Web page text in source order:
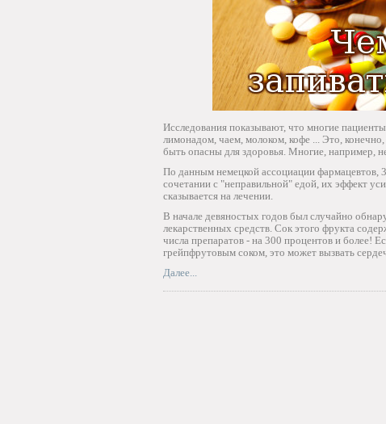
Исследования показывают, что многие
лимонадом, чаем, молоком, кофе ... Это,
быть опасны для здоровья. Многие, например,
По данным немецкой ассоциации фармацевтов,
сочетании с "неправильной" едой, их эффект
сказывается на лечении.
В начале девяностых годов был случайно
лекарственных средств. Сок этого фрукта
числа препаратов - на 300 процентов и более!
грейпфрутовым соком, это может вызвать
Далее...